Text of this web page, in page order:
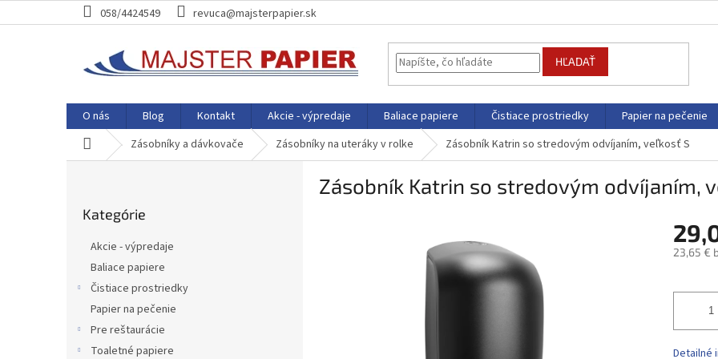
na
058/4424549 revuca@majsterpapier.sk
HĽADAŤ
O nás Blog Kontakt Akcie - výpredaje Baliace papiere Čistiace prostriedky Papier na pečenie
Domov Zásobníky a dávkovače Zásobníky na uteráky v rolke Zásobník Katrin so stredovým odvíjaním, veľkosť S
kategórie
Kategórie
Akcie - výpredaje
Baliace papiere
Čistiace prostriedky
Papier na pečenie
Pre reštaurácie
Toaletné papiere
Zásobník Katrin so stredovým odvíjaním,
23,65 €
cena:
Detailné